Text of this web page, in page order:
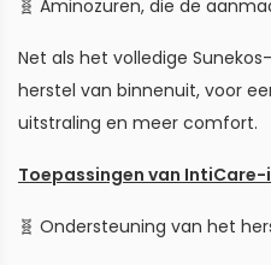
🧬 Aminozuren, die de
Net als het volledige
herstel van binnenuit, voor
uitstraling en meer comfort.
Toepassingen van
🧬 Ondersteuning van het